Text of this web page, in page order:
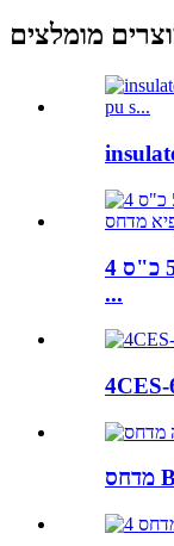
מומלצים
האיכות הטובה ביותר 5 כ"ס 4DES-5 Co
...